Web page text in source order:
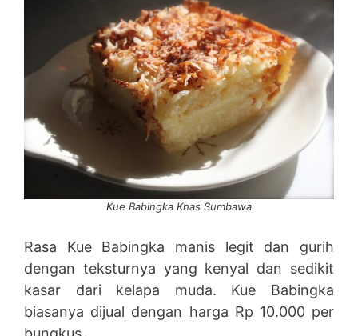
Kue Babingka Khas Sumbawa
Rasa Kue Babingka manis legit dan gurih
dengan teksturnya yang kenyal dan sedikit
kasar dari kelapa muda. Kue Babingka
biasanya dijual dengan harga Rp 10.000 per